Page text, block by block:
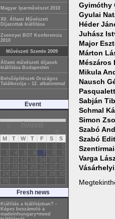
Magyar Iparművészet 2010
XII. Állami Művészeti
Díjazottak kiállítása
Zsennyei BOT Konferencia
2010
Művészeti Szemle 2009
Állami művészeti díjasok
kiállítása Budapesten
Belsőépítészek Országos
Találkozója – 12. alkalommal
Event
« August
M T W T F S
S
1
2
3
4 5 6 7 8
9
10
11 12 13 14 15
16
17
18 19 20 21 22
23
24
25 26 27 28 29
30
31
Fresh news
Kiállítás a kiállításban? -
Képes beszámoló a
madeinhungary+meed
Gyimóthy
Gyulai
Héder
Juhász
Major
Márton
Mészáros
Mikula
Nausch
Sabján
Schmal
Simon
Szabó
Szabó Edit
Varga